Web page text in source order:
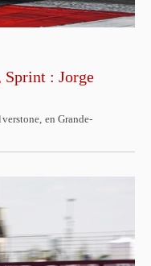
Sprint : Jorge
en Grande-